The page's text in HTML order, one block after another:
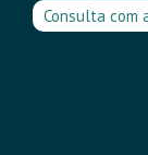
Consulta com